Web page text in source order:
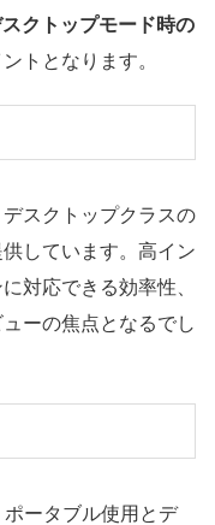
スクトップモード時の
トとなります。
スクトップクラスの
しています。高イン
対応できる効率性、
ーの焦点となるでし
ータブル使用とデ